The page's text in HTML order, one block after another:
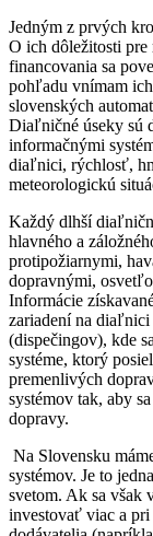
Jedným z prvých
O ich dôležitosti
financovania sa
pohľadu vnímam
slovenských
Diaľničné úseky sú
informačnými
diaľnici, rýchlosť,
meteorologickú
Každý dlhší
hlavného a
protipožiarnymi,
dopravnými,
Informácie
zariadení na diaľnici
(dispečingov), kde
systéme, ktorý
premenlivých
systémov tak, aby
dopravy.
Na Slovensku
systémov. Je to
svetom. Ak sa však
investovať viac a pri